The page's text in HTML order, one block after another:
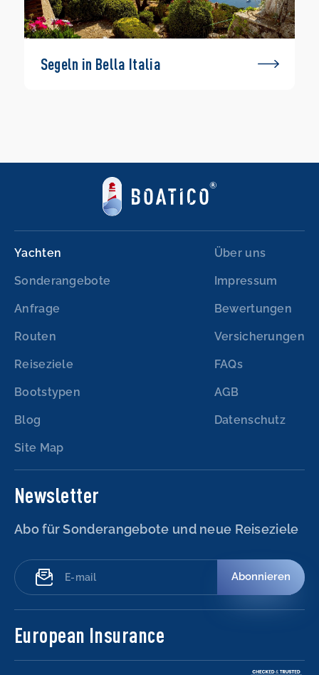
Segeln in Bella Italia
Yachten
Sonderangebote
Anfrage
Routen
Reiseziele
Bootstypen
Blog
Site Map
Über uns
Impressum
Bewertungen
Versicherungen
FAQs
AGB
Datenschutz
Newsletter
Abo für Sonderangebote und neue Reiseziele
Abonnieren
European Insurance